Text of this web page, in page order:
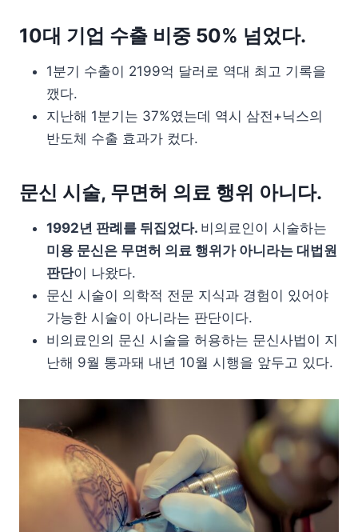
10대 기업 수출 비중 50% 넘었다.
1분기 수출이 2199억 달러로 역대 최고 기록을
깼다.
지난해 1분기는 37%였는데 역시 삼전+닉스의
반도체 수출 효과가 컸다.
문신 시술, 무면허 의료 행위 아니다.
1992년 판례를 뒤집었다. 비의료인이 시술하는
미용 문신은 무면허 의료 행위가 아니라는 대법원
판단이 나왔다.
문신 시술이 의학적 전문 지식과 경험이 있어야
가능한 시술이 아니라는 판단이다.
비의료인의 문신 시술을 허용하는 문신사법이 지
난해 9월 통과돼 내년 10월 시행을 앞두고 있다.